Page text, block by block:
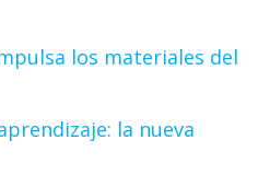
los materiales del
la nueva